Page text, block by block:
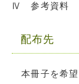
Ⅳ 参考資料
配布先
本冊子を希望